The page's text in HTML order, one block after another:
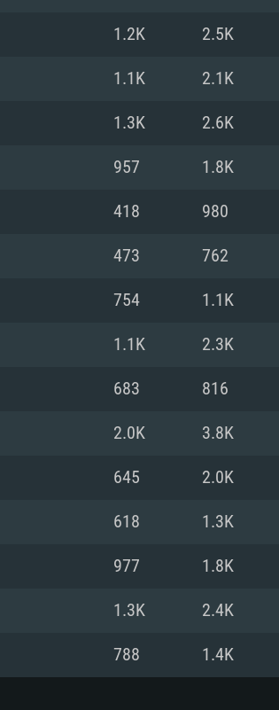
시스템
MAC
지원하는 AMD
클라이언트)
i5 (Intel Xeon 은 지
가지는 Mac 버전
클라이언트)
전
, 최신 그래픽 드라
래픽 드라이버를
소사양 지원 해상도
메
1.2K 2.5K
1.1K 2.1K
1.3K 2.6K
957 1.8K
418 980
473 762
754 1.1K
1.1K 2.3K
683 816
2.0K 3.8K
645 2.0K
618 1.3K
977 1.8K
1.3K 2.4K
788 1.4K